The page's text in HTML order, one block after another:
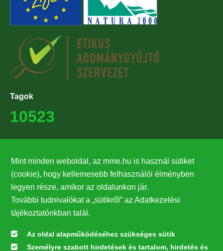
Tagok
10523
27224
Hírlevél feliratkozás
Értesüljön elsőként legfrissebb híreinkről, eseményeinkről!
Feliratkozás
Mint minden weboldal, az mme.hu is használ sütiket
(cookie), hogy kellemesebb felhasználói élményben
legyen része, amikor az oldalunkon jár.
További tudnivalókat a „sütikről” az Adatkezelési
tájékoztatónkban talál.
Az oldal alapműködéséhez szükséges sütik
Személyre szabott hirdetések és tartalom, hirdetés és